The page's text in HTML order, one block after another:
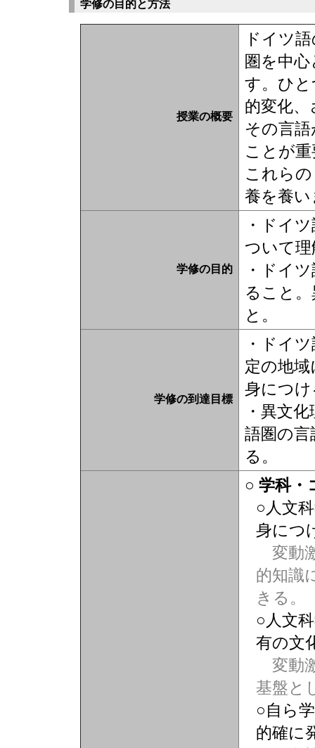
学修の目的と方法
授業の概要
ドイツ
圏を中
す。ひ
的変化
その言
ことが
これら
養を養
学修の目的
・ドイ
ついて
・ドイ
ること
と。
学修の到達目標
・ドイ
定の地
身につ
・異文
語圏の
る。
○ 学科・
○人文
身につ
変動
的知識
きる。
○人文
有の文
変動
基盤と
○自ら
的確に